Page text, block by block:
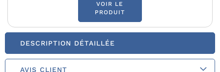
VOIR LE
PRODUIT
DESCRIPTION DÉTAILLÉE
AVIS CLIENT